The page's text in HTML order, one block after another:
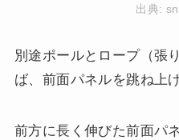
出典:
別途ポールとロープ（張
ば、前面パネルを跳ね上
前方に長く伸びた前面パ